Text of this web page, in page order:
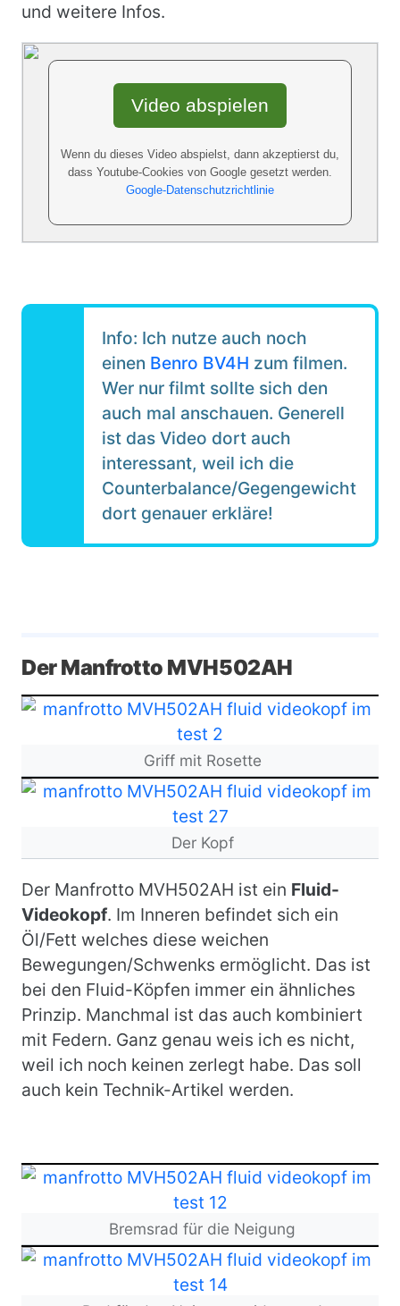
und weitere Infos.
Video abspielen
Wenn du dieses Video abspielst, dann akzeptierst du,
dass Youtube-Cookies von Google gesetzt werden.
Google-Datenschutzrichtlinie
Info: Ich nutze auch noch
einen Benro BV4H zum filmen.
Wer nur filmt sollte sich den
auch mal anschauen. Generell
ist das Video dort auch
interessant, weil ich die
Counterbalance/Gegengewicht
dort genauer erkläre!
Der Manfrotto MVH502AH
Bild
Griff mit Rosette
Bild
Der Kopf
Der Manfrotto MVH502AH ist ein Fluid-
Videokopf. Im Inneren befindet sich ein
Öl/Fett welches diese weichen
Bewegungen/Schwenks ermöglicht. Das ist
bei den Fluid-Köpfen immer ein ähnliches
Prinzip. Manchmal ist das auch kombiniert
mit Federn. Ganz genau weis ich es nicht,
weil ich noch keinen zerlegt habe. Das soll
auch kein Technik-Artikel werden.
Bild
Bremsrad für die Neigung
Bild